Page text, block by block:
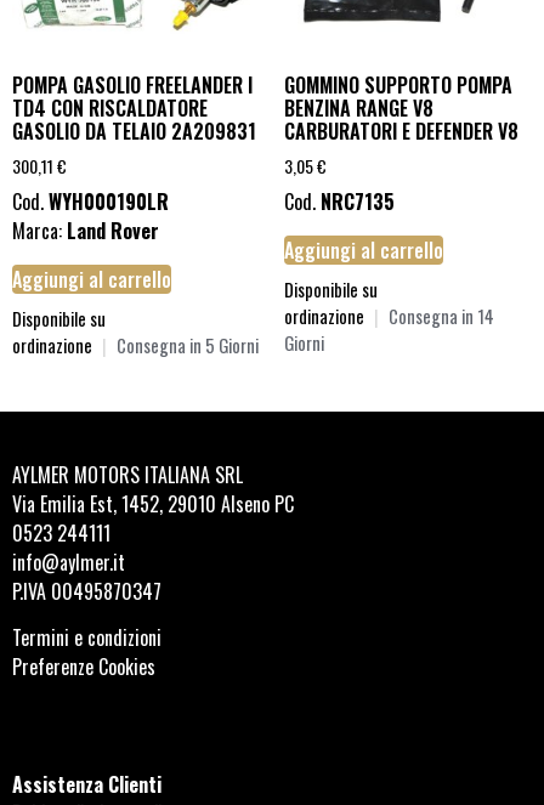
POMPA GASOLIO FREELANDER I
TD4 CON RISCALDATORE
GASOLIO DA TELAIO 2A209831
300,11€
Cod.WYH000190LR
Marca: Land Rover
Aggiungi al carrello
Disponibile su
ordinazione | Consegna in 5 Giorni
GOMMINO SUPPORTO POMPA
BENZINA RANGE V8
CARBURATORI E DEFENDER V8
3,05€
Cod. NRC7135
Aggiungi al carrello
Disponibile su
ordinazione | Consegna in 14
Giorni
AYLMER MOTORS ITALIANA SRL
Via Emilia Est, 1452, 29010 Alseno PC
0523 244111
info@aylmer.it
P.IVA 00495870347
Termini e condizioni
Preferenze Cookies
Assistenza Clienti